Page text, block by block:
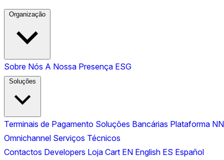
Organização
Sobre Nós A Nossa Presença ESG
Soluções
Terminais de Pagamento Soluções Bancárias Plataforma NN
Omnichannel Serviços Técnicos
Contactos Developers Loja Cart EN English ES Español